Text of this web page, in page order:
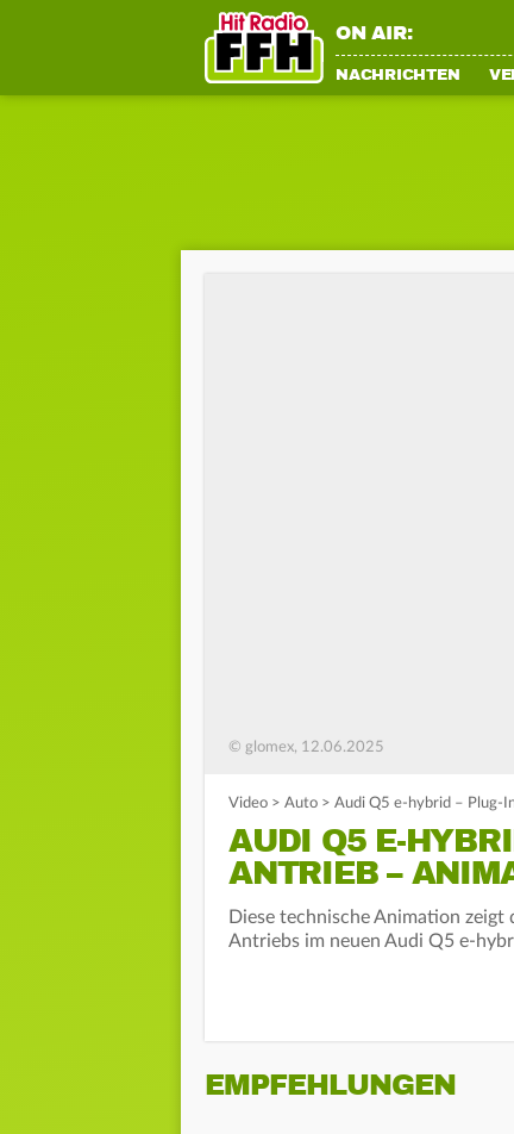
ON AIR:
NACHRICHTEN
© glomex, 12.06.2025
Video > Auto > Audi Q5 e-hybrid – Plug-
AUDI Q5 E-
ANTRIEB –
Diese technische Animation
Antriebs im neuen Audi Q5 e-
EMPFEHLUNGEN